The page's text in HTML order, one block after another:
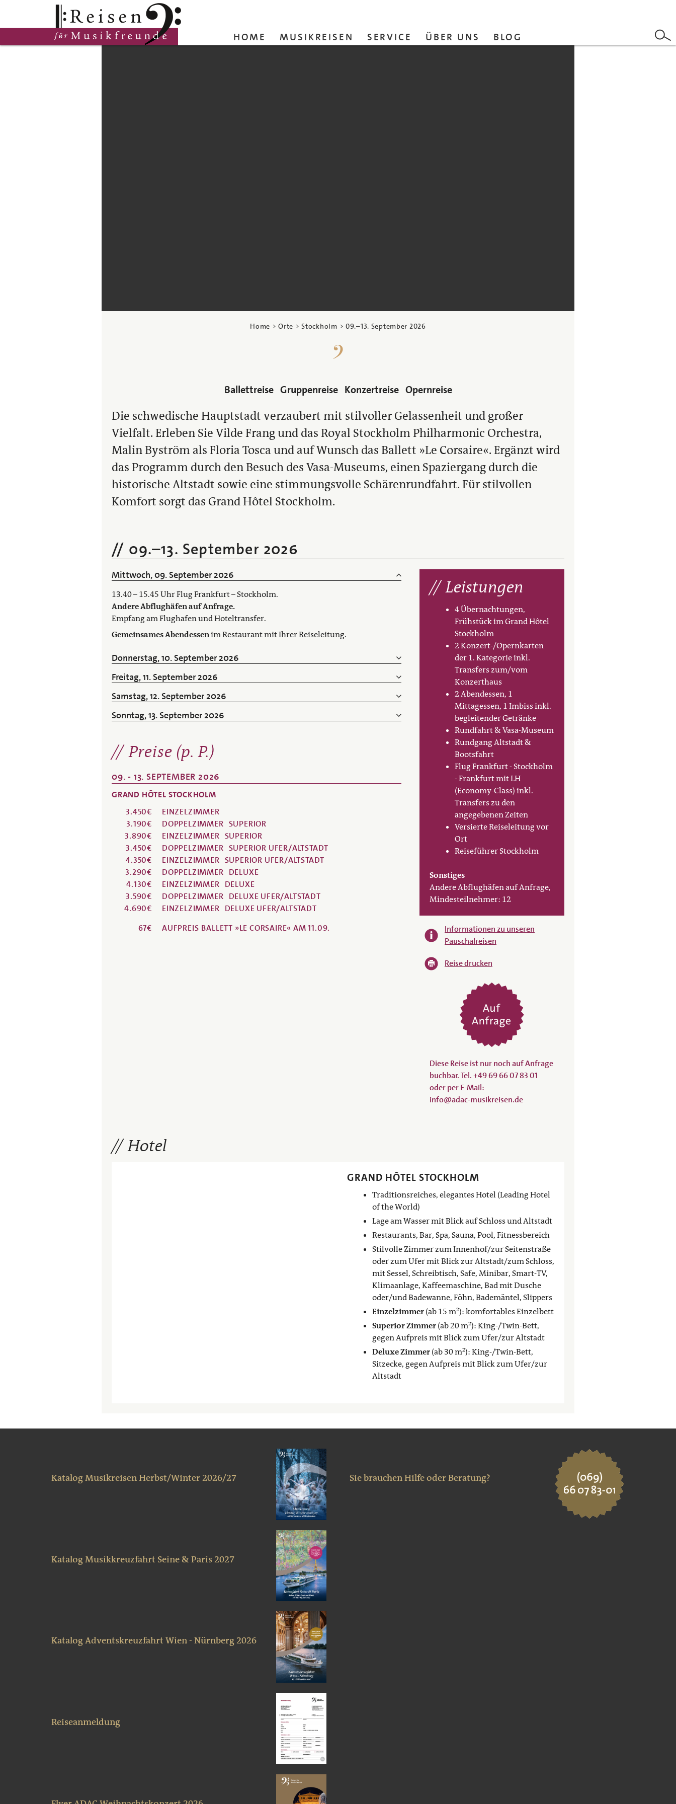
Fußzeile Cookie-Einstellungen
HOME MUSIKREISEN SERVICE ÜBER UNS BLOG
Home >Orte >Stockholm > 09.–13. September 2026
Ballettreise Gruppenreise Konzertreise Opernreise
Die schwedische Hauptstadt verzaubert mit stilvoller Gelassenheit und großer
Vielfalt. Erleben Sie Vilde Frang und das Royal Stockholm Philharmonic Orchestra,
Malin Byström als Floria Tosca und auf Wunsch das Ballett »Le Corsaire«. Ergänzt wird
das Programm durch den Besuch des Vasa-Museums, einen Spaziergang durch die
historische Altstadt sowie eine stimmungsvolle Schärenrundfahrt. Für stilvollen
Komfort sorgt das Grand Hôtel Stockholm.
09.–13. September 2026
Mittwoch, 09. September 2026
13.40 – 15.45 Uhr Flug Frankfurt – Stockholm.
Andere Abflughäfen auf Anfrage.
Empfang am Flughafen und Hoteltransfer.
Gemeinsames Abendessenim Restaurant mit Ihrer Reiseleitung.
Donnerstag, 10. September 2026
Freitag, 11. September 2026
Samstag, 12. September 2026
Sonntag, 13. September 2026
Preise (p. P.)
09. - 13. SEPTEMBER 2026
GRAND HÔTEL STOCKHOLM
3.450€
EINZELZIMMER
3.190€
DOPPELZIMMER SUPERIOR
3.890€
EINZELZIMMER SUPERIOR
3.450€
DOPPELZIMMER SUPERIOR UFER/ALTSTADT
4.350€
EINZELZIMMER SUPERIOR UFER/ALTSTADT
3.290€
DOPPELZIMMER DELUXE
4.130€
EINZELZIMMER DELUXE
3.590€
DOPPELZIMMER DELUXE UFER/ALTSTADT
4.690€
EINZELZIMMER DELUXE UFER/ALTSTADT
67€
AUFPREIS BALLETT »LE CORSAIRE« AM 11.09.
Leistungen
4 Übernachtungen,
Frühstück im Grand Hôtel
Stockholm
2 Konzert-/Opernkarten
der 1. Kategorie inkl.
Transfers zum/vom
Konzerthaus
2 Abendessen, 1
Mittagessen, 1 Imbiss inkl.
begleitender Getränke
Rundfahrt & Vasa-Museum
Rundgang Altstadt &
Bootsfahrt
Flug Frankfurt - Stockholm
- Frankfurt mit LH
(Economy-Class) inkl.
Transfers zu den
angegebenen Zeiten
Versierte Reiseleitung vor
Ort
Reiseführer Stockholm
Sonstiges
Andere Abflughäfen auf Anfrage,
Mindesteilnehmer: 12
Informationen zu unseren
Pauschalreisen
Reise drucken
Diese Reise ist nur noch auf Anfrage
buchbar. Tel. +49 69 66 07 83 01
oder per E-Mail:
info@adac-musikreisen.de
Hotel
GRAND HÔTEL STOCKHOLM
Traditionsreiches, elegantes Hotel (Leading Hotel
of the World)
Lage am Wasser mit Blick auf Schloss und Altstadt
Restaurants, Bar, Spa, Sauna, Pool, Fitnessbereich
Stilvolle Zimmer zum Innenhof/zur Seitenstraße
oder zum Ufer mit Blick zur Altstadt/zum Schloss,
mit Sessel, Schreibtisch, Safe, Minibar, Smart-TV,
Klimaanlage, Kaffeemaschine, Bad mit Dusche
oder/und Badewanne, Föhn, Bademäntel, Slippers
Einzelzimmer(ab 15 m²): komfortables Einzelbett
Superior Zimmer(ab 20 m²): King-/Twin-Bett,
gegen Aufpreis mit Blick zum Ufer/zur Altstadt
Deluxe Zimmer(ab 30 m²): King-/Twin-Bett,
Sitzecke, gegen Aufpreis mit Blick zum Ufer/zur
Altstadt
Katalog Musikreisen Herbst/Winter 2026/27
Katalog Musikkreuzfahrt Seine & Paris 2027
Katalog Adventskreuzfahrt Wien - Nürnberg 2026
Reiseanmeldung
Sie brauchen Hilfe oder Beratung?